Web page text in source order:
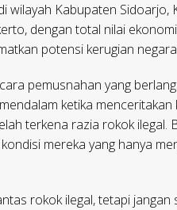
wilayah Kabupaten Sidoarjo,
dengan total nilai
potensi kerugian
pemusnahan yang
ketika
terkena razia rokok ilegal.
mereka yang hanya
rokok ilegal, tetapi jangan